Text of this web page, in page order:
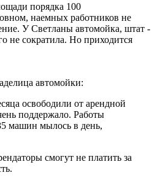
порядка 100
наемных работников не
У Светланы автомойка, штат -
не сократила. Но приходится
автомойки:
освободили от арендной
поддержало. Работы
машин мылось в день,
смогут не платить за